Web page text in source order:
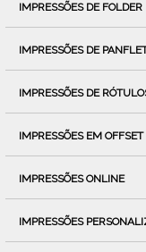
IMPRESSÕES DE FOLDER
IMPRESSÕES DE
IMPRESSÕES DE
IMPRESSÕES EM OFFSET
IMPRESSÕES ONLINE
IMPRESSÕES